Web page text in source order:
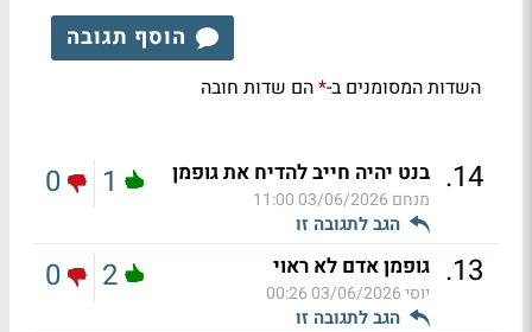
הוסף תגובה
השדות המסומנים ב-*הם שדות חובה
14
. בנט יהיה חייב להדיח את גופמן
מנחם 03/06/2026 11:00
הגב לתגובה זו
1
0
13
. גופמן אדם לא ראוי
יוסי03/06/2026 00:26
הגב לתגובה זו
2
0